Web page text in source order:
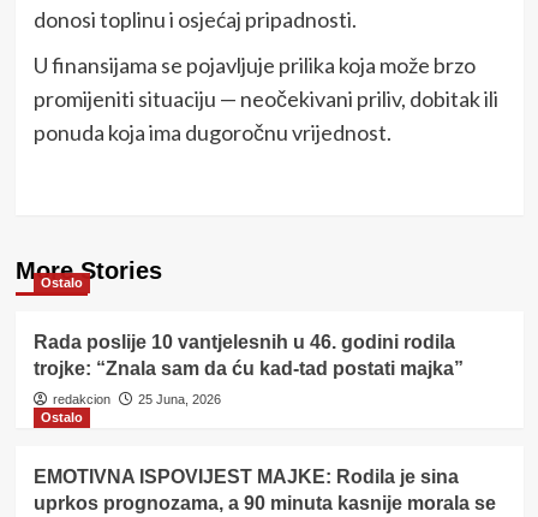
donosi toplinu i osjećaj pripadnosti.
U finansijama se pojavljuje prilika koja može brzo
promijeniti situaciju — neočekivani priliv, dobitak ili
ponuda koja ima dugoročnu vrijednost.
More Stories
Ostalo
Rada poslije 10 vantjelesnih u 46. godini rodila
trojke: “Znala sam da ću kad-tad postati majka”
redakcion
25 Juna, 2026
Ostalo
EMOTIVNA ISPOVIJEST MAJKE: Rodila je sina
uprkos prognozama, a 90 minuta kasnije morala se